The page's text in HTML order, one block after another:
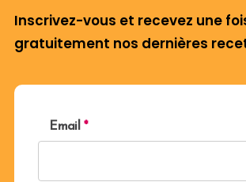
Inscrivez-vous et recevez une
gratuitement nos dernières